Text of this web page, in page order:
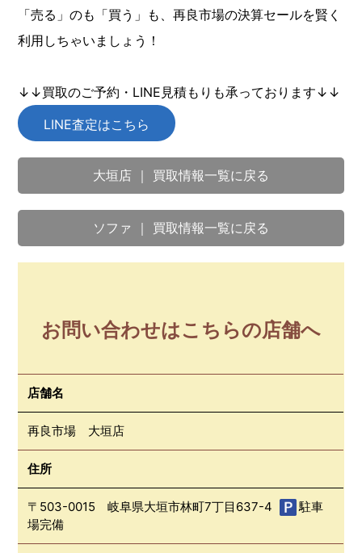
「売る」のも「買う」も、再良市場の決算セールを賢く
利用しちゃいましょう！
↓↓買取のご予約・LINE見積もりも承っております↓↓
LINE査定はこちら
大垣店 ｜ 買取情報一覧に戻る
ソファ ｜ 買取情報一覧に戻る
お問い合わせはこちらの店舗へ
店舗名
再良市場 大垣店
住所
〒503-0015 岐阜県大垣市林町7丁目637-4
駐車
場完備